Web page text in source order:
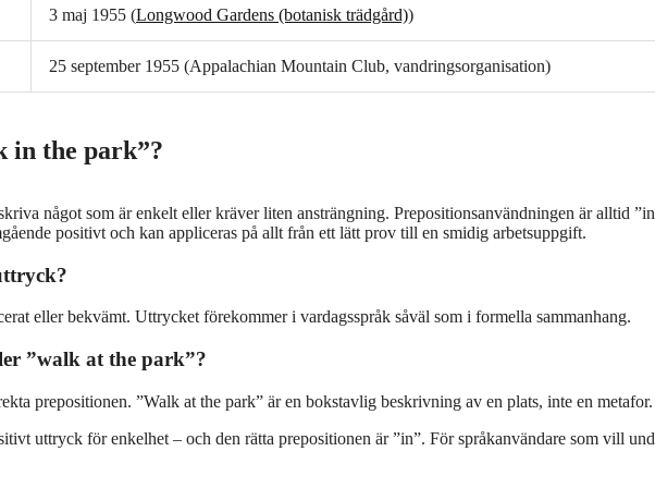
3 maj 1955 (Longwood Gardens (botanisk trädgård))
25 september 1955 (Appalachian Mountain Club, vandringsorganisation)
in the park”?
något som är enkelt eller kräver liten ansträngning. Prepositionsanvändningen är alltid
positivt och kan appliceras på allt från ett lätt prov till en smidig arbetsuppgift.
eller bekvämt. Uttrycket förekommer i vardagsspråk såväl som i formella sammanhang.
”walk at the park”?
prepositionen. ”Walk at the park” är en bokstavlig beskrivning av en plats, inte en metafor.
uttryck för enkelhet – och den rätta prepositionen är ”in”. För språkanvändare som vill